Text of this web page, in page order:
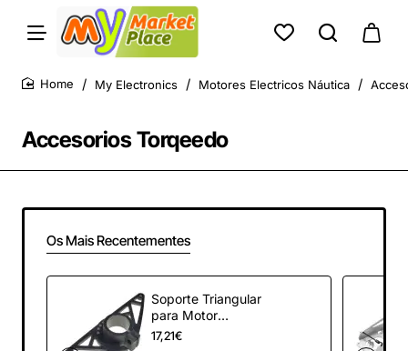
Accesorios Torqeedo
My Electronics Motores Electricos Náutica
Os Mais Recentementes
Soporte Triangular
para Motor
Torqeedo Ultralight
17,21€